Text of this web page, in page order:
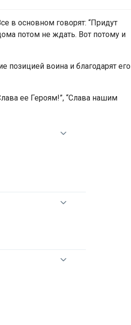
в основном говорят: “Придут
потом не ждать. Вот потому и
воина и благодарят его
ее Героям!”, “Слава нашим